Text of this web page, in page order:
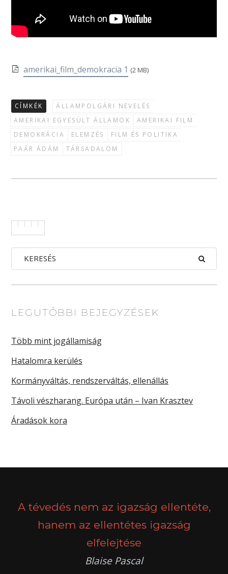
amerikai_film_demokracia 1 (2 MB)
CÍMKÉK
ÁLLAMPOLGÁRI NEVELÉS
AMERIKAI EGYESÜLT ÁLLAMOK
AMERIKAI FILM
DEMOKRÁCIA
ELEMZÉS
FILM ÉS POLITIKA
PAÁR ÁDÁM
TÁRSADALOM
LEGUTÓBBI BEJEGYZÉSEK
Több mint jogállamiság
Hatalomra kerülés
Kormányváltás, rendszerváltás, ellenállás
Távoli vészharang. Európa után – Ivan Krasztev
Áradások kora
A tévedés nem az igazság ellentéte,
hanem az ellentétes igazság
elfelejtése
Blaise Pascal